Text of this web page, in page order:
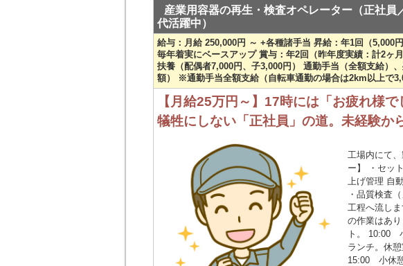
産業用容器の再生・検査オペレーター（正社員
代活躍中）
給与：月給 250,000円 ～ +各種諸手当 昇給：年1回（5,000
毎年着実にベースアップ 賞与：年2回（昨年度実績：計2ヶ
扶養（配偶者7,000円、子3,000円） 通勤手当（全額支給）
額） ※通勤手当全額支給（自転車通勤の場合は2km以上で
【月給25万円～】17時には「お疲れ様
犠牲にしない「正社員」の道。未経験か
工場内にて
ー】 ・セッ
上げ管理 自
・品質検査
工程へ流し
の作業はあ
ト。 10:00
ランチ。休
15:00 小休